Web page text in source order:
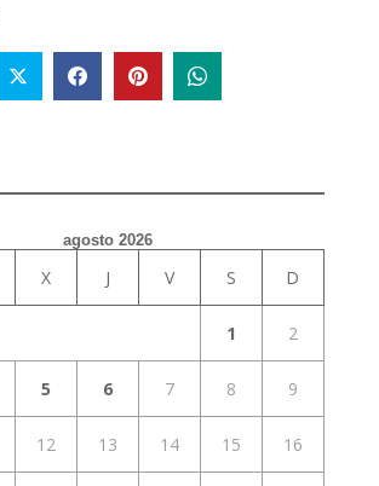
agosto 2026
X J V S D
1 2
5 6 7 8 9
12 13 14 15 16